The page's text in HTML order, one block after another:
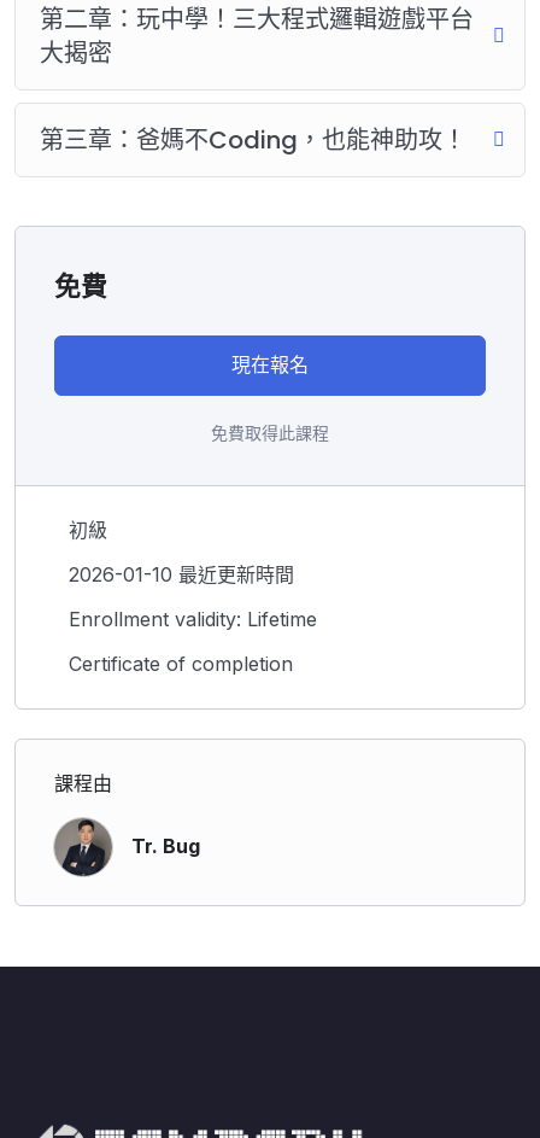
第二章：玩中學！三大程式邏輯遊戲平台
大揭密
第三章：爸媽不Coding，也能神助攻！
免費
現在報名
免費取得此課程
初級
2026-01-10 最近更新時間
Enrollment validity: Lifetime
Certificate of completion
課程由
Tr. Bug